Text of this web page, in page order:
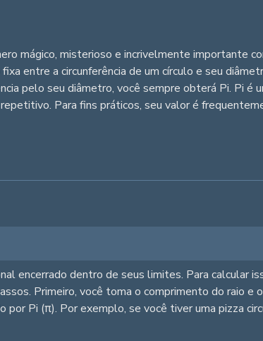
mágico, misterioso e incrivelmente importante
entre a circunferência de um círculo e seu
pelo seu diâmetro, você sempre obterá Pi. Pi é
Para fins práticos, seu valor é
encerrado dentro de seus limites. Para calcular
Primeiro, você toma o comprimento do raio
Pi (π). Por exemplo, se você tiver uma pizza